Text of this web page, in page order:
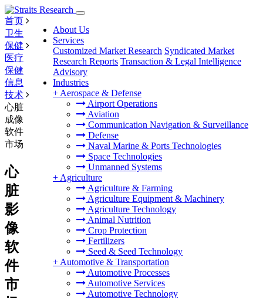
About Us
Services
Customized Market Research Syndicated Market
Research Reports Transaction & Legal Intelligence
Advisory
Industries
+ Aerospace & Defense
Airport Operations
Aviation
Communication Navigation & Surveillance
Defense
Naval Marine & Ports Technologies
Space Technologies
Unmanned Systems
+ Agriculture
Agriculture & Farming
Agriculture Equipment & Machinery
Agriculture Technology
Animal Nutrition
Crop Protection
Fertilizers
Seed & Seed Technology
+ Automotive & Transportation
Automotive Processes
Automotive Services
Automotive Technology
首页
卫生
保健
医疗
保健
信息
技术
心脏
成像
软件
市场
心
脏
影
像
软
件
市